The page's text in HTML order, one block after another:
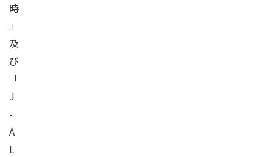
時
」
及
び
「
J
-
A
L